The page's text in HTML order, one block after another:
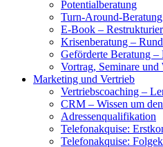
Potentialberatung
Turn-Around-
E-Book –
Krisenberatung –
Geförderte Beratung –
Vortrag, Seminare
Marketing und Vertrieb
Vertriebscoaching –
CRM – Wissen um
Adressenqualifikation
Telefonakquise:
Telefonakquise: